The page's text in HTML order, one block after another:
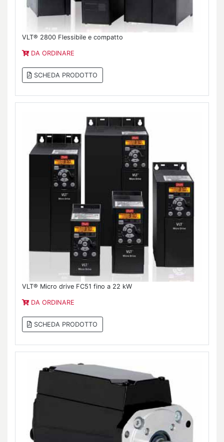
VLT® 2800 Flessibile e compatto
DA ORDINARE
SCHEDA PRODOTTO
VLT® Micro drive FC51 fino a 22 kW
DA ORDINARE
SCHEDA PRODOTTO